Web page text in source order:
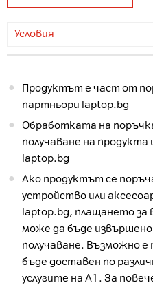
Условия
Продуктът е част от
партньори laptop.bg
Обработката на
получаване на
laptop.bg
Ако продуктът се
устройство или
laptop.bg, плащането за
може да бъде
получаване. Възможно
бъде доставен по
услугите на А1. За